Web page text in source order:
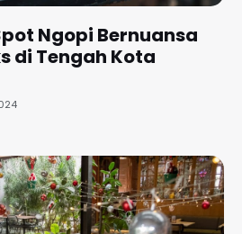
Ngopi Bernuansa
di Tengah Kota